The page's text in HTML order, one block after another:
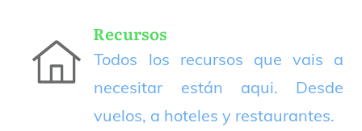
Recursos
Todos los recursos que vais a
necesitar están aqui. Desde
vuelos, a hoteles y restaurantes.